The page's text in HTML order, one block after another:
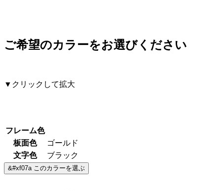
ご希望のカラーをお選びください
▼クリックして拡大
フレーム色
板面色
ゴールド
文字色
ブラック